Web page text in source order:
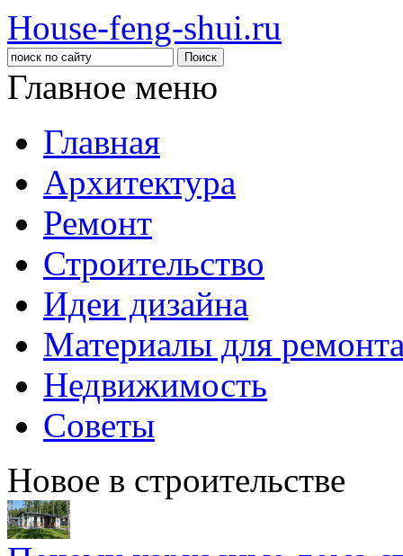
House-feng-shui.ru
Главное меню
Главная
Архитектура
Ремонт
Строительство
Идеи дизайна
Материалы для
Недвижимость
Советы
Новое в строительстве